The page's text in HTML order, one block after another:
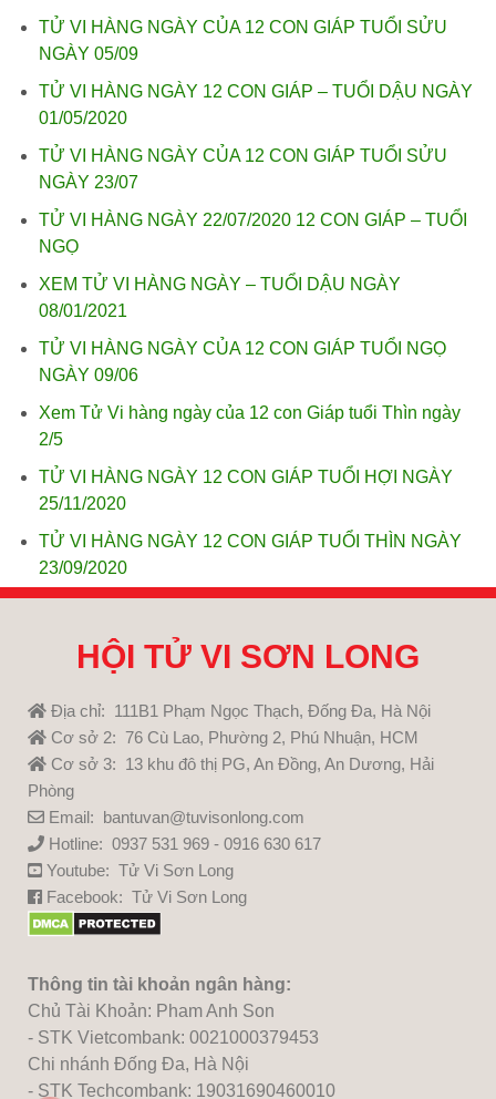
TỬ VI HÀNG NGÀY CỦA 12 CON GIÁP TUỔI SỬU
NGÀY 05/09
TỬ VI HÀNG NGÀY 12 CON GIÁP – TUỔI DẬU NGÀY
01/05/2020
TỬ VI HÀNG NGÀY CỦA 12 CON GIÁP TUỔI SỬU
NGÀY 23/07
TỬ VI HÀNG NGÀY 22/07/2020 12 CON GIÁP – TUỔI
NGỌ
XEM TỬ VI HÀNG NGÀY – TUỔI DẬU NGÀY
08/01/2021
TỬ VI HÀNG NGÀY CỦA 12 CON GIÁP TUỔI NGỌ
NGÀY 09/06
Xem Tử Vi hàng ngày của 12 con Giáp tuổi Thìn ngày
2/5
TỬ VI HÀNG NGÀY 12 CON GIÁP TUỔI HỢI NGÀY
25/11/2020
TỬ VI HÀNG NGÀY 12 CON GIÁP TUỔI THÌN NGÀY
23/09/2020
HỘI TỬ VI SƠN LONG
Địa chỉ: 111B1 Phạm Ngọc Thạch, Đống Đa, Hà Nội
Cơ sở 2: 76 Cù Lao, Phường 2, Phú Nhuận, HCM
Cơ sở 3: 13 khu đô thị PG, An Đồng, An Dương, Hải
Phòng
Email: bantuvan@tuvisonlong.com
Hotline: 0937 531 969 - 0916 630 617
Youtube: Tử Vi Sơn Long
Facebook: Tử Vi Sơn Long
Thông tin tài khoản ngân hàng:
Chủ Tài Khoản: Pham Anh Son
- STK Vietcombank: 0021000379453
Chi nhánh Đống Đa, Hà Nội
- STK Techcombank: 19031690460010